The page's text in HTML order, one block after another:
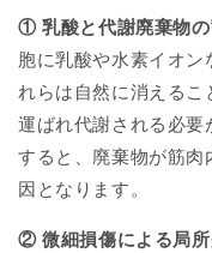
① 乳酸と代謝廃棄物
胞に乳酸や水素イオ
れらは自然に消える
運ばれ代謝される必
すると、廃棄物が筋
因となります。
② 微細損傷による局